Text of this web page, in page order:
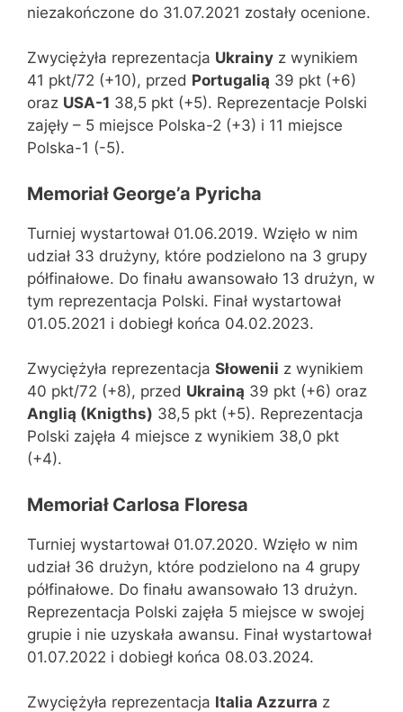
niezakończone do 31.07.2021 zostały ocenione.
Zwyciężyła reprezentacja Ukrainy z wynikiem
41 pkt/72 (+10), przed Portugalią 39 pkt (+6)
oraz USA-1 38,5 pkt (+5). Reprezentacje Polski
zajęły – 5 miejsce Polska-2 (+3) i 11 miejsce
Polska-1 (-5).
Memoriał George’a Pyricha
Turniej wystartował 01.06.2019. Wzięło w nim
udział 33 drużyny, które podzielono na 3 grupy
półfinałowe. Do finału awansowało 13 drużyn, w
tym reprezentacja Polski. Finał wystartował
01.05.2021 i dobiegł końca 04.02.2023.
Zwyciężyła reprezentacja Słowenii z wynikiem
40 pkt/72 (+8), przed Ukrainą 39 pkt (+6) oraz
Anglią (Knigths) 38,5 pkt (+5). Reprezentacja
Polski zajęła 4 miejsce z wynikiem 38,0 pkt
(+4).
Memoriał Carlosa Floresa
Turniej wystartował 01.07.2020. Wzięło w nim
udział 36 drużyn, które podzielono na 4 grupy
półfinałowe. Do finału awansowało 13 drużyn.
Reprezentacja Polski zajęła 5 miejsce w swojej
grupie i nie uzyskała awansu. Finał wystartował
01.07.2022 i dobiegł końca 08.03.2024.
Zwyciężyła reprezentacja Italia Azzurra z